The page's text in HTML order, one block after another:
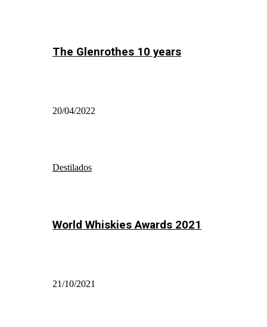
The Glenrothes 10 years
20/04/2022
Destilados
World Whiskies Awards 2021
21/10/2021